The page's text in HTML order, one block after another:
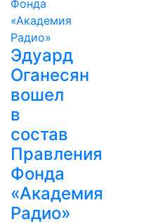
Эдуард
Оганесян
вошел
в
состав
Правления
Фонда
«Академия
Радио»